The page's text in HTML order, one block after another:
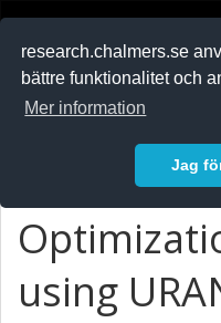
research.chalmers.se
bättre funktionalitet och
Mer information
Jag
using